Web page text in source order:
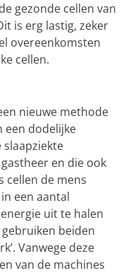
gezonde cellen van
is erg lastig, zeker
overeenkomsten
cellen.
nieuwe methode
een dodelijke
slaapziekte
en die ook
cellen de mens
een aantal
uit te halen
beiden
Vanwege deze
van de machines